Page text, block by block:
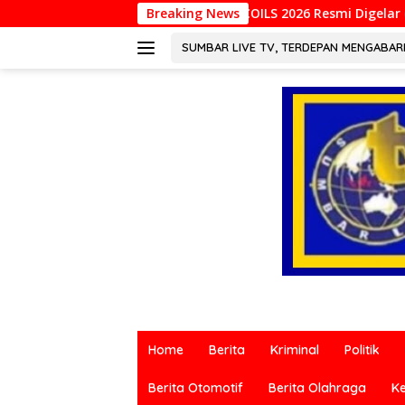
ke
Breaking News
INCOILS 2026 Resmi Digelar di Padang, Perkuat
SUMBAR LIVE TV, TERDEPAN
terkini
berbagai
Home Berita Kriminal Politik
Berita Otomotif Berita Olahraga